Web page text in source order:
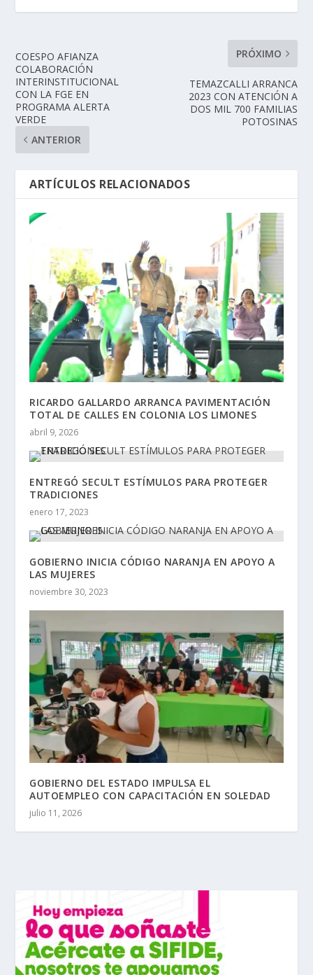
COESPO AFIANZA
COLABORACIÓN
INTERINSTITUCIONAL
CON LA FGE EN
PROGRAMA ALERTA
VERDE
ANTERIOR
PRÓXIMO
TEMAZCALLI ARRANCA
2023 CON ATENCIÓN A
DOS MIL 700 FAMILIAS
POTOSINAS
ARTÍCULOS RELACIONADOS
RICARDO GALLARDO ARRANCA PAVIMENTACIÓN
TOTAL DE CALLES EN COLONIA LOS LIMONES
abril 9, 2026
ENTREGÓ SECULT ESTÍMULOS PARA PROTEGER
TRADICIONES
enero 17, 2023
GOBIERNO INICIA CÓDIGO NARANJA EN APOYO A
LAS MUJERES
noviembre 30, 2023
GOBIERNO DEL ESTADO IMPULSA EL
AUTOEMPLEO CON CAPACITACIÓN EN SOLEDAD
julio 11, 2026